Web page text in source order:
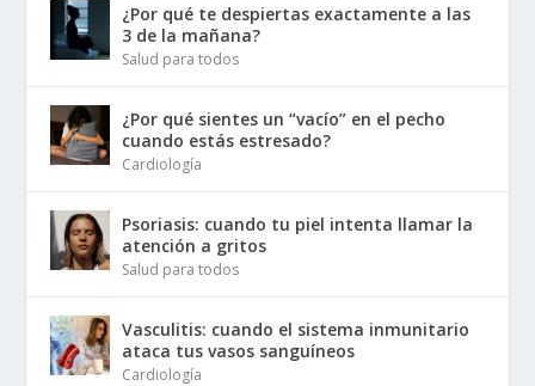
¿Por qué te despiertas exactamente a las
3 de la mañana?
Salud para todos
¿Por qué sientes un “vacío” en el pecho
cuando estás estresado?
Cardiología
Psoriasis: cuando tu piel intenta llamar la
atención a gritos
Salud para todos
Vasculitis: cuando el sistema inmunitario
ataca tus vasos sanguíneos
Cardiología